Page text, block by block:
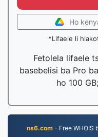
Ho
*Lifaele li
Fetolela lifaele
basebelisi ba Pro
ho 100 GB;
ns6.com - Free WHOIS